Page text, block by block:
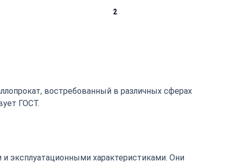
2
востребованный в различных сферах
ГОСТ.
эксплуатационными характеристиками. Они